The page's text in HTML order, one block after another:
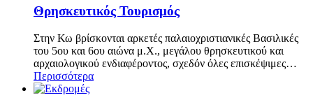
Θρησκευτικός Τουρισμός
Στην Κω βρίσκονται αρκετές παλαιοχριστιανικές Βασιλικές
του 5ου και 6ου αιώνα μ.Χ., μεγάλου θρησκευτικού και
αρχαιολογικού ενδιαφέροντος, σχεδόν όλες επισκέψιμες…
Περισσότερα